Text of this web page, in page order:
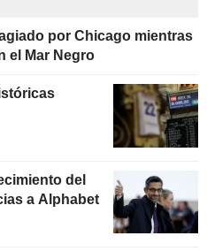
por Chicago mientras
el Mar Negro
del
a Alphabet